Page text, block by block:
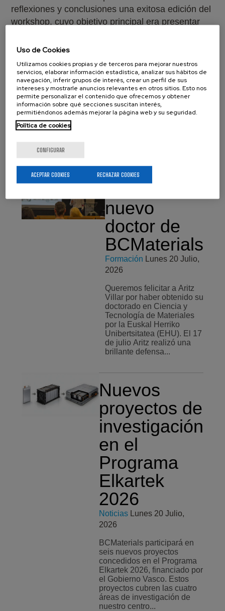
reflexiones y conclusiones una exitosa edición del
workshop, cuyo objetivo principal era presentar
europeo para que las/os investigadoras/es en
materiales avanzados puedan avanzar en la
transferencia tecnológica de sus innovadoras
propuestas.
Related news
Aritz Villar,
nuevo
doctor de
BCMaterials
Formación
Lunes 20 Julio,
2026
Queremos felicitar a Aritz
Villar por haber obtenido su
doctorado en Ciencia y
Tecnología de Materiales
por la Euskal Herriko
Unibertsitatea (EHU). El 17
de julio Aritz realizó una
brillante defensa...
Nuevos
proyectos de
investigación
en el
Programa
Elkartek
2026
Noticias
Lunes 20 Julio,
2026
BCMaterials participará en
seis nuevos proyectos
concedidos en el Programa
Elkartek 2026, financiado por
el Gobierno Vasco. Estos
proyectos cubren las cuatro
áreas de investigación de
nuestro centro...
Uso de Cookies
Utilizamos cookies propias y de terceros para mejorar nuestros
servicios, elaborar información estadística, analizar sus hábitos de
navegación, inferir grupos de interés, crear un perfil de sus
intereses y mostrarle anuncios relevantes en otros sitios. Esto nos
permite personalizar el contenido que ofrecemos y obtener
información sobre qué secciones suscitan interés,
permitiéndonos además mejorar la página web y su seguridad.
Política de cookies
CONFIGURAR
RECHAZAR COOKIES
ACEPTAR COOKIES